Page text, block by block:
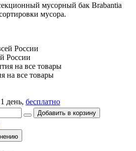
мусорный бак Brabantia
мусора.
России
на все товары
день, бесплатно
Добавить в корзину